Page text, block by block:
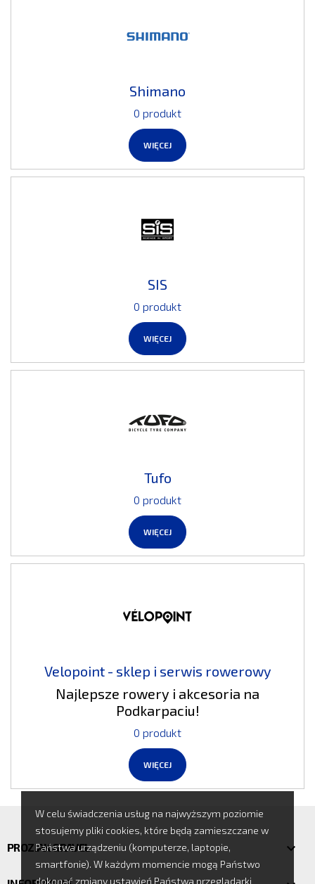
W celu świadczenia usług na najwyższym poziomie
stosujemy pliki cookies, które będą zamieszczane w
Państwa urządzeniu (komputerze, laptopie,
smartfonie). W każdym momencie mogą Państwo
dokonać zmiany ustawień Państwa przeglądarki
Shimano
0 produkt
WIĘCEJ
SIS
0 produkt
WIĘCEJ
Tufo
0 produkt
WIĘCEJ
Velopoint - sklep i serwis rowerowy
Najlepsze rowery i akcesoria na
Podkarpaciu!
0 produkt
WIĘCEJ
PROZIAK GRAVEL 